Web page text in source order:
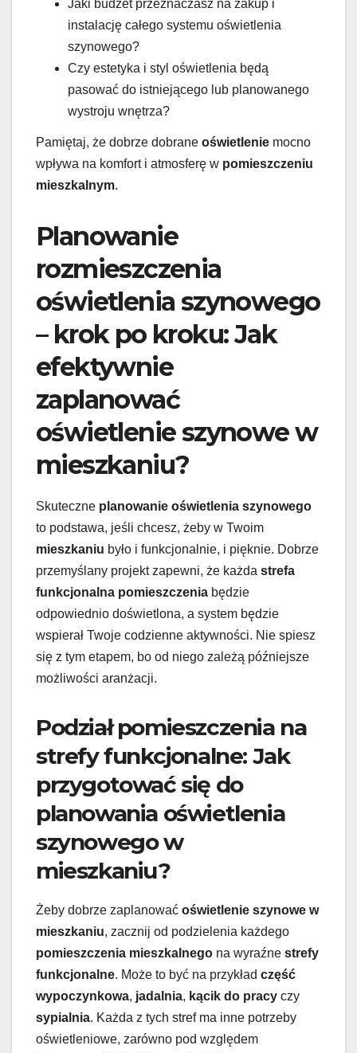
Jaki budżet przeznaczasz na zakup i
instalację całego systemu oświetlenia
szynowego?
Czy estetyka i styl oświetlenia będą
pasować do istniejącego lub planowanego
wystroju wnętrza?
Pamiętaj, że dobrze dobrane oświetlenie mocno
wpływa na komfort i atmosferę w pomieszczeniu
mieszkalnym.
Planowanie
rozmieszczenia
oświetlenia szynowego
– krok po kroku: Jak
efektywnie
zaplanować
oświetlenie szynowe w
mieszkaniu?
Skuteczne planowanie oświetlenia szynowego
to podstawa, jeśli chcesz, żeby w Twoim
mieszkaniu było i funkcjonalnie, i pięknie. Dobrze
przemyślany projekt zapewni, że każda strefa
funkcjonalna pomieszczenia będzie
odpowiednio doświetlona, a system będzie
wspierał Twoje codzienne aktywności. Nie spiesz
się z tym etapem, bo od niego zależą późniejsze
możliwości aranżacji.
Podział pomieszczenia na
strefy funkcjonalne: Jak
przygotować się do
planowania oświetlenia
szynowego w
mieszkaniu?
Żeby dobrze zaplanować oświetlenie szynowe w
mieszkaniu, zacznij od podzielenia każdego
pomieszczenia mieszkalnego na wyraźne strefy
funkcjonalne. Może to być na przykład część
wypoczynkowa, jadalnia, kącik do pracy czy
sypialnia. Każda z tych stref ma inne potrzeby
oświetleniowe, zarówno pod względem